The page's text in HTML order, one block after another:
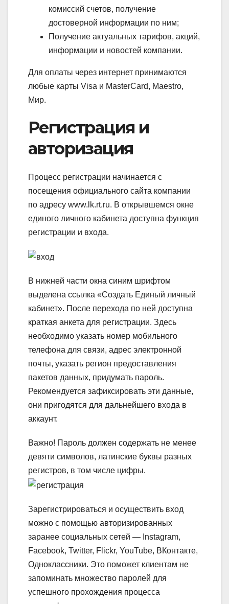
комиссий счетов, получение
достоверной информации по ним;
Получение актуальных тарифов, акций,
информации и новостей компании.
Для оплаты через интернет принимаются
любые карты Visa и MasterCard, Maestro,
Мир.
Регистрация и
авторизация
Процесс регистрации начинается с
посещения официального сайта компании
по адресу www.lk.rt.ru. В открывшемся окне
единого личного кабинета доступна функция
регистрации и входа.
В нижней части окна синим шрифтом
выделена ссылка «Создать Единый личный
кабинет». После перехода по ней доступна
краткая анкета для регистрации. Здесь
необходимо указать номер мобильного
телефона для связи, адрес электронной
почты, указать регион предоставления
пакетов данных, придумать пароль.
Рекомендуется зафиксировать эти данные,
они пригодятся для дальнейшего входа в
аккаунт.
Важно! Пароль должен содержать не менее
девяти символов, латинские буквы разных
регистров, в том числе цифры.
Зарегистрироваться и осуществить вход
можно с помощью авторизированных
заранее социальных сетей — Instagram,
Facebook, Twitter, Flickr, YouTube, ВКонтакте,
Одноклассники. Это поможет клиентам не
запоминать множество паролей для
успешного прохождения процесса